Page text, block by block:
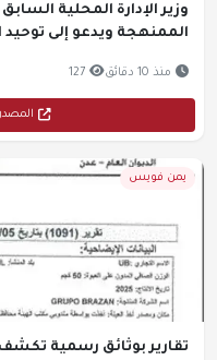
وزير الإدارة المحلية
الممنهجة ويدعو إلى
منذ 10 دقائق 127
يمن فويس
تقارير بوثائق رسمية